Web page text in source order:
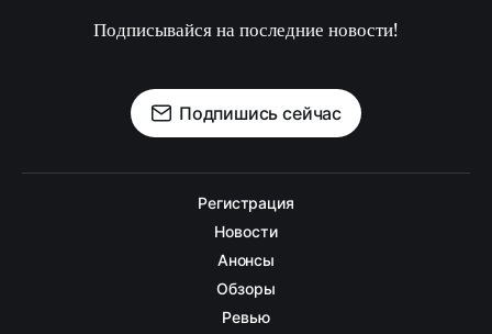
Подписывайся на последние новости!
Подпишись сейчас
Регистрация
Новости
Анонсы
Обзоры
Ревью